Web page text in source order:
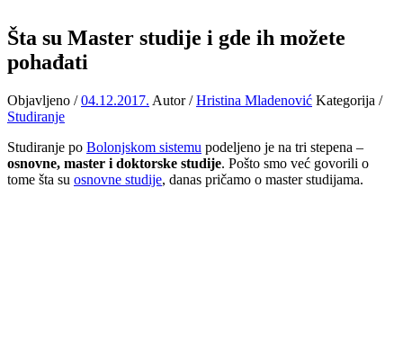
Šta su Master studije i gde ih možete
pohađati
Objavljeno /04.12.2017. Autor /Hristina Mladenović Kategorija /
Studiranje
Studiranje po Bolonjskom sistemu podeljeno je na tri stepena –
osnovne, master i doktorske studije. Pošto smo već govorili o
tome šta su osnovne studije, danas pričamo o master studijama.